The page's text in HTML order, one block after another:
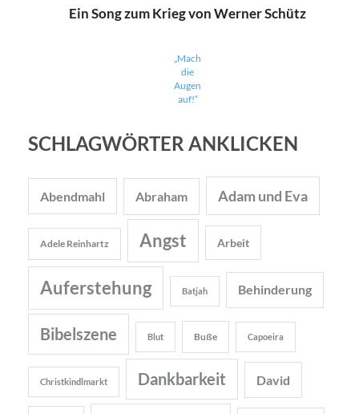
Ein Song zum Krieg von Werner Schütz
„Mach
die
Augen
auf!“
SCHLAGWÖRTER ANKLICKEN
Abendmahl Abraham Adam und Eva
Adele Reinhartz Angst Arbeit
Auferstehung Batjah Behinderung
Bibelszene Blut Buße Capoeira
Christkindlmarkt Dankbarkeit David